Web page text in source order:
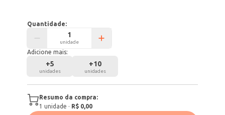
Quantidade:
unidade
Adicione mais:
+5
unidades
+10
unidades
Resumo da compra:
1 unidade · R$ 0,00